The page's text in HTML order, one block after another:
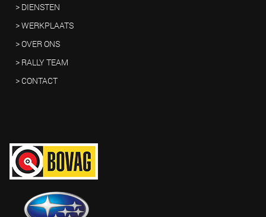
> DIENSTEN
> WERKPLAATS
> OVER ONS
> RALLY TEAM
> CONTACT